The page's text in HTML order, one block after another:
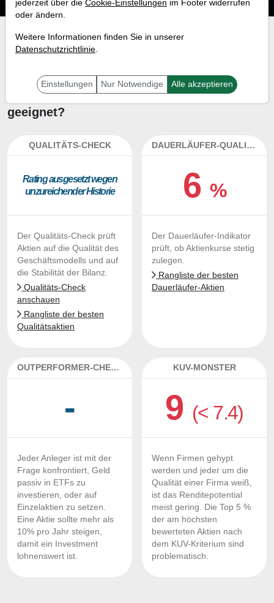
Investment-Check:
Kaufempfehlung?
Ist die Aktie von Euronext zum
Kaufen und Liegenlassen
geeignet?
QUALITÄTS-CHECK
Ra­ting aus­ge­setzt we­gen
un­zu­rei­chen­der His­to­rie
Der Qualitäts-Check prüft
Aktien auf die Qualität des
Geschäftsmodells und auf
die Stabilität der Bilanz.
Qualitäts-Check
anschauen
Rangliste der besten
Qualitätsaktien
DAUERLÄUFER-QUALITÄTEN
6 %
Der Dauerläufer-Indikator
prüft, ob Aktienkurse stetig
zulegen.
Rangliste der besten
Dauerläufer-Aktien
OUTPERFORMER-CHECK
-
Jeder Anleger ist mit der
Frage konfrontiert, Geld
passiv in ETFs zu
investieren, oder auf
Einzelaktien zu setzen.
Eine Aktie sollte mehr als
10% pro Jahr steigen,
damit ein Investment
lohnenswert ist.
KUV-MONSTER
9 (< 7.4)
Wenn Firmen gehypt
werden und jeder um die
Qualität einer Firma weiß,
ist das Renditepotential
meist gering. Die Top 5 %
der am höchsten
bewerteten Aktien nach
dem KUV-Kriterium sind
problematisch.
jederzeit über die Cookie-Einstellungen im Footer widerrufen
oder ändern.
Weitere Informationen finden Sie in unserer
Datenschutzrichtlinie.
Einstellungen Nur Notwendige Alle akzeptieren